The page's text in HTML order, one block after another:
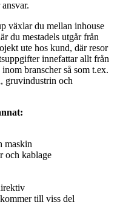
växlar du mellan inhouse
du mestadels utgår från
ute hos kund, där resor
innefattar allt från
branscher så som t.ex.
gruvindustrin och
maskin
och kablage
till viss del